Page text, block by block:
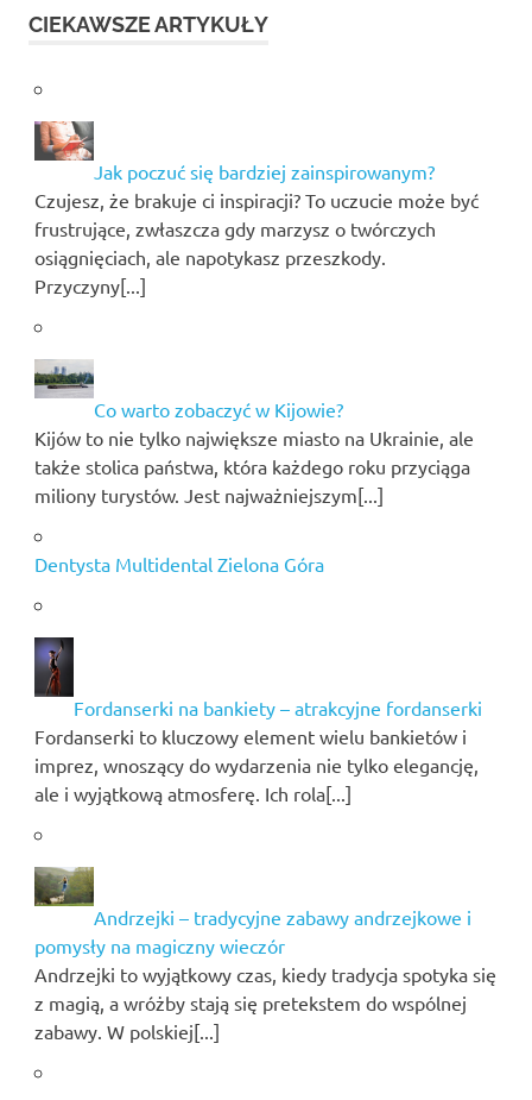
CIEKAWSZE ARTYKUŁY
Jak poczuć się bardziej zainspirowanym?
Czujesz, że brakuje ci inspiracji? To uczucie może być
frustrujące, zwłaszcza gdy marzysz o twórczych
osiągnięciach, ale napotykasz przeszkody.
Przyczyny[...]
Co warto zobaczyć w Kijowie?
Kijów to nie tylko największe miasto na Ukrainie, ale
także stolica państwa, która każdego roku przyciąga
miliony turystów. Jest najważniejszym[...]
Dentysta Multidental Zielona Góra
Fordanserki na bankiety – atrakcyjne fordanserki
Fordanserki to kluczowy element wielu bankietów i
imprez, wnoszący do wydarzenia nie tylko elegancję,
ale i wyjątkową atmosferę. Ich rola[...]
Andrzejki – tradycyjne zabawy andrzejkowe i
pomysły na magiczny wieczór
Andrzejki to wyjątkowy czas, kiedy tradycja spotyka się
z magią, a wróżby stają się pretekstem do wspólnej
zabawy. W polskiej[...]